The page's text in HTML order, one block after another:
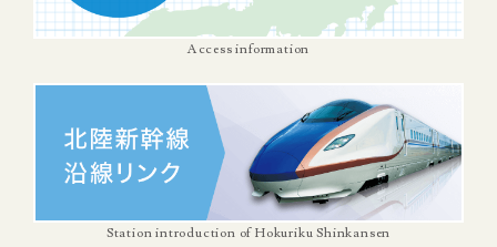
Access information
Station introduction of Hokuriku Shinkansen